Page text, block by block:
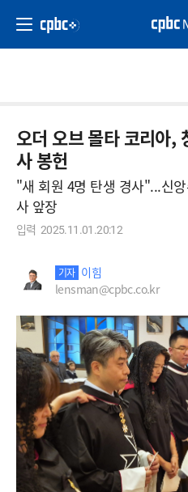
오더 오브 몰타 코리아,
사 봉헌
"새 회원 4명 탄생 경사"...신
사 앞장
입력 2025.11.01.20:12
기자 이힘
lensman@cpbc.co.kr